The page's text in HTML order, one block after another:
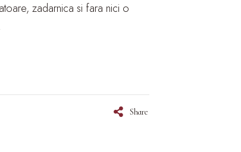
zadarnica si fara nici o
Share